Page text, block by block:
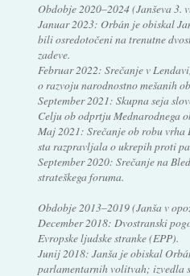
Obdobje 2020–2024 (Janševa 3.
Januar 2023: Orbán je obiskal
bili osredotočeni na trenutne
zadeve.
Februar 2022: Srečanje v
o razvoju narodnostno mešanih
September 2021: Skupna seja
Celju ob odprtju Mednarodnega
Maj 2021: Srečanje ob robu vrha
sta razpravljala o ukrepih proti
September 2020: Srečanje na
strateškega foruma.
Obdobje 2013–2019 (Janša v
December 2018: Dvostranski
Evropske ljudske stranke (EPP).
Junij 2018: Janša je obiskal
parlamentarnih volitvah; izvedla